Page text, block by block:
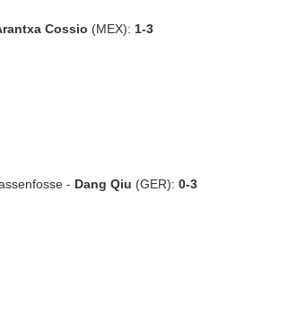
Cossio (MEX): 1-3
- Dang Qiu (GER): 0-3